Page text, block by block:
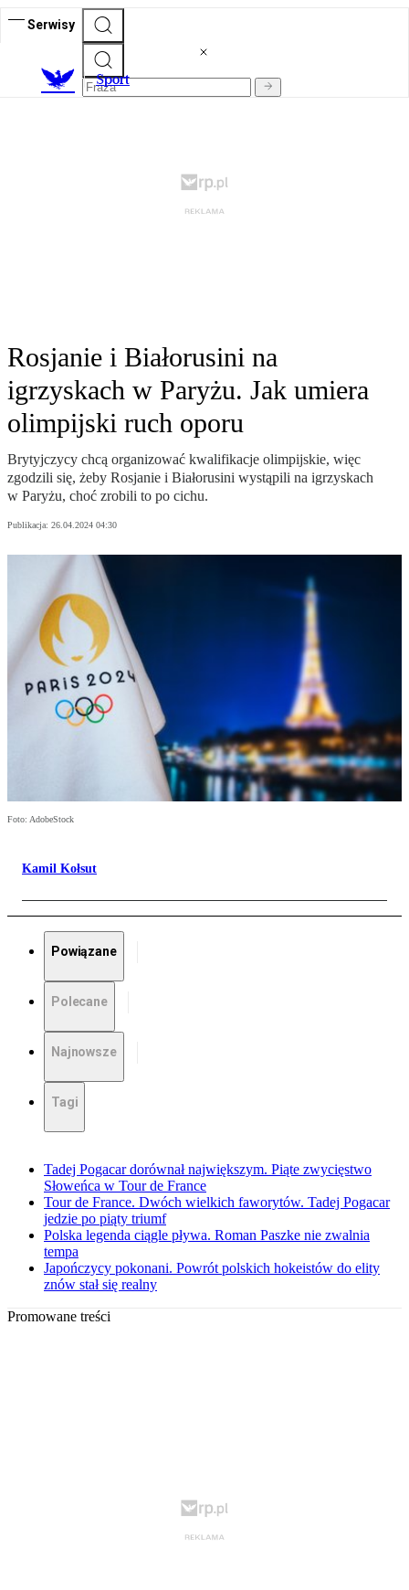
Serwisy
Sport
Rosjanie i Białorusini na
igrzyskach w Paryżu. Jak umiera
olimpijski ruch oporu
Brytyjczycy chcą organizować kwalifikacje olimpijskie, więc
zgodzili się, żeby Rosjanie i Białorusini wystąpili na igrzyskach
w Paryżu, choć zrobili to po cichu.
Publikacja: 26.04.2024 04:30
Foto: AdobeStock
Kamil Kołsut
Powiązane
Polecane
Najnowsze
Tagi
Tadej Pogacar dorównał największym. Piąte zwycięstwo
Słoweńca w Tour de France
Tour de France. Dwóch wielkich faworytów. Tadej Pogacar
jedzie po piąty triumf
Polska legenda ciągle pływa. Roman Paszke nie zwalnia
tempa
Japończycy pokonani. Powrót polskich hokeistów do elity
znów stał się realny
Promowane treści